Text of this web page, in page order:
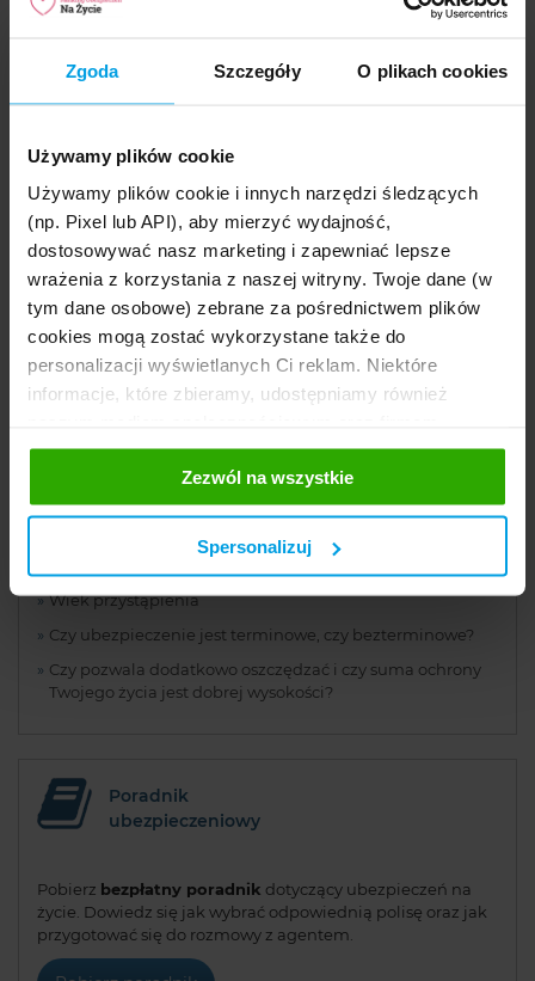
Zgoda Szczegóły O plikach cookies
Używamy plików cookie
Używamy plików cookie i innych narzędzi śledzących
(np. Pixel lub API), aby mierzyć wydajność,
dostosowywać nasz marketing i zapewniać lepsze
wrażenia z korzystania z naszej witryny. Twoje dane (w
tym dane osobowe) zebrane za pośrednictwem plików
cookies mogą zostać wykorzystane także do
personalizacji wyświetlanych Ci reklam. Niektóre
informacje, które zbieramy, udostępniamy również
reklamowym i analitycznym, z którymi współpracujemy.
Te z kolei mogą łączyć te informacje z innymi
informacjami, które im przekazałeś, korzystając z ich
usług. Prosimy o Twoją zgodę. ...
Zezwól na wszystkie
Spersonalizuj
że
Rankomat.pl nie weryfikuje opinii, recenzji czy ocen
użytkowników zarówno w zakresie ich rzetelności, jak i
wiarygodności. Nie możemy potwierdzić, czy użytkownicy
faktycznie korzystali z produktów i usług Towarzystw
Ubezpieczeniowych (TU) (za pośrednictwem portalu
rankomat.pl lub bezpośrednio na stronie TU), których
dotyczy opinia. Jednocześnie informujemy, że w Serwisie
publikowane są zarówno pozytywne, jak i negatywne
komentarze.
wybierając polisę na życie?
Wiek przystąpienia
Czy ubezpieczenie jest terminowe, czy bezterminowe?
Czy pozwala dodatkowo oszczędzać i czy suma ochrony
Twojego życia jest dobrej wysokości?
Poradnik
ubezpieczeniowy
Pobierz bezpłatny poradnik dotyczący ubezpieczeń na
życie. Dowiedz się jak wybrać odpowiednią polisę oraz jak
przygotować się do rozmowy z agentem.